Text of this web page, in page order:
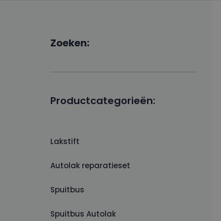
Zoeken:
Productcategorieën:
Lakstift
Autolak reparatieset
Spuitbus
Spuitbus Autolak